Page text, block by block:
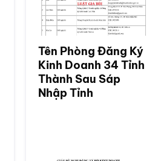
Tên Phòng Đăng Ký
Kinh Doanh 34 Tỉnh
Thành Sau Sáp
Nhập Tỉnh